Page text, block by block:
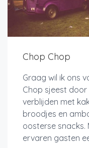
Chop Chop
Graag wil ik ons
Chop sjeest
verblijden met
broodjes en
oosterse snacks.
ervaren gasten